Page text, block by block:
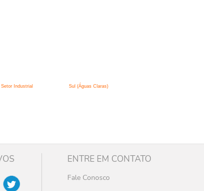
Setor Industrial
Sul (Águas Claras)
ENTRE EM CONTATO
Fale Conosco